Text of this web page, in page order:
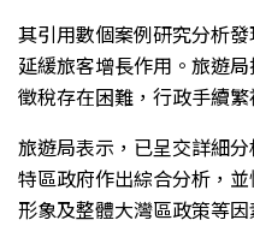
其引用數個案例研究分析
延緩旅客增長作用。旅遊
徵稅存在困難，行政手續繁
旅遊局表示，已呈交詳細
特區政府作出綜合分析，
形象及整體大灣區政策等因